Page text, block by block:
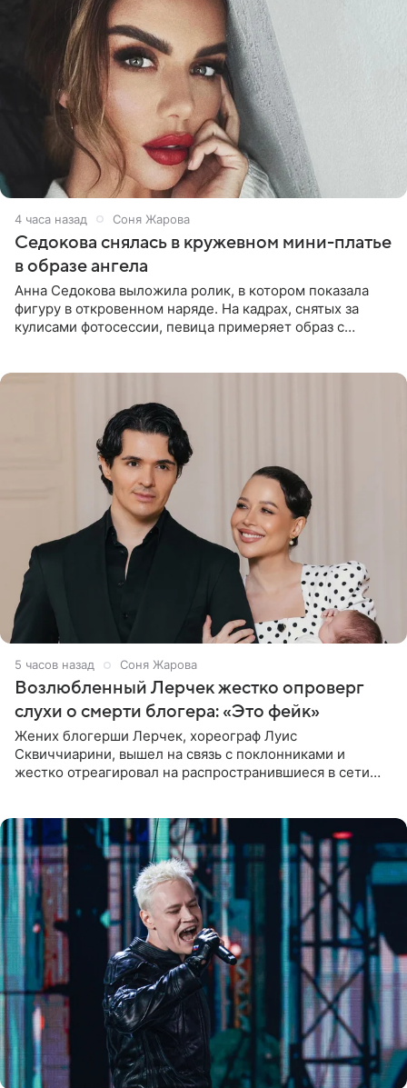
4 часа назад Соня Жарова
Седокова снялась в кружевном мини-платье
в образе ангела
Анна Седокова выложила ролик, в котором показала
фигуру в откровенном наряде. На кадрах, снятых за
кулисами фотосессии, певица примеряет образ с
5 часов назад Соня Жарова
Возлюбленный Лерчек жестко опроверг
слухи о смерти блогера: «Это фейк»
Жених блогерши Лерчек, хореограф Луис
Сквиччиарини, вышел на связь с поклонниками и
жестко отреагировал на распространившиеся в сети